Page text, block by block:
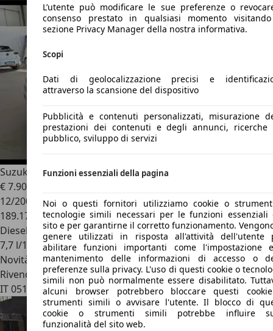
Suzuki Grand Vitara1.9 ddis 5p
€ 7.900
12/2005
189.170 km
Diesel
7,7 l/100 km (comb.)
Novità
Rivenditore
IT 05100
Terni -tr
L’utente può modificare le sue preferenze o
consenso prestato in qualsiasi momento
sezione Privacy Manager della nostra informativa.
Scopi
Dati di geolocalizzazione precisi e
attraverso la scansione del dispositivo
Pubblicità e contenuti personalizzati, misurazione
prestazioni dei contenuti e degli annunci, ricerche
pubblico, sviluppo di servizi
Funzioni essenziali della pagina
Noi o questi fornitori utilizziamo cookie o
tecnologie simili necessari per le funzioni essenziali
sito e per garantirne il corretto funzionamento.
genere utilizzati in risposta all'attività dell'utente
abilitare funzioni importanti come l'impostazione
mantenimento delle informazioni di accesso o
preferenze sulla privacy. L'uso di questi cookie o
simili non può normalmente essere disabilitato.
alcuni browser potrebbero bloccare questi
strumenti simili o avvisare l'utente. Il blocco di
cookie o strumenti simili potrebbe influire
funzionalità del sito web.